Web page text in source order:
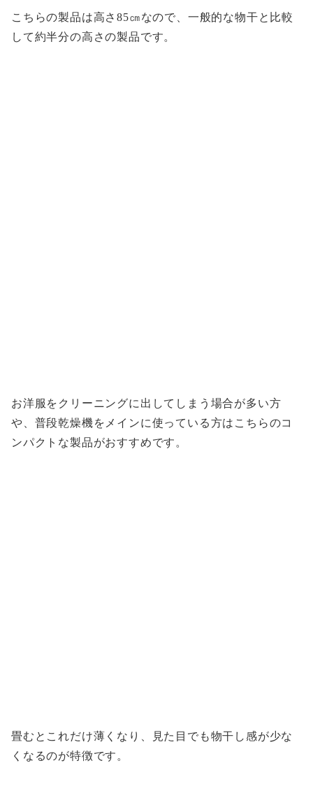
こちらの製品は高さ85㎝なので、一般的な物干と比較
して約半分の高さの製品です。
お洋服をクリーニングに出してしまう場合が多い方
や、普段乾燥機をメインに使っている方はこちらのコ
ンパクトな製品がおすすめです。
畳むとこれだけ薄くなり、見た目でも物干し感が少な
くなるのが特徴です。